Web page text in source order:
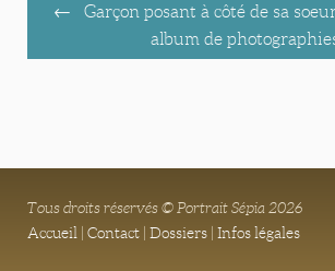
Garçon posant à côté de sa
album de
Tous droits réservés © Portrait Sépia 2026
Accueil
Contact Dossiers Infos légales